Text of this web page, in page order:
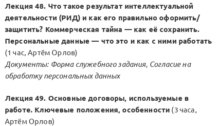
Лекция 48. Что такое результат интеллектуальной
деятельности (РИД) и как его правильно оформить/
защитить? Коммерческая тайна — как её сохранить.
Персональные данные — что это и как с ними работать
(1 час, Артём Орлов)
Документы: Форма служебного задания, Согласие на
обработку персональных данных
Лекция 49. Основные договоры, используемые в
работе. Ключевые положения, особенности (3 часа,
Артём Орлов)